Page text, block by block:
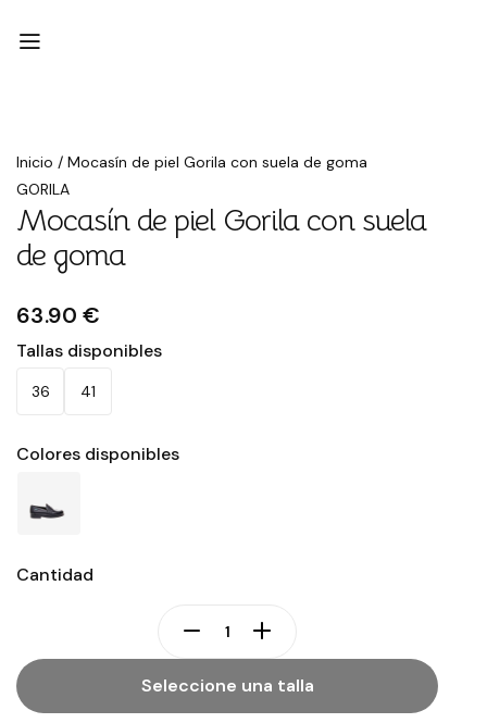
Inicio / Mocasín de piel Gorila con suela de goma
GORILA
Mocasín de piel Gorila con suela
de goma
63.90 €
Tallas disponibles
36 41
Colores disponibles
Cantidad
Seleccione una talla